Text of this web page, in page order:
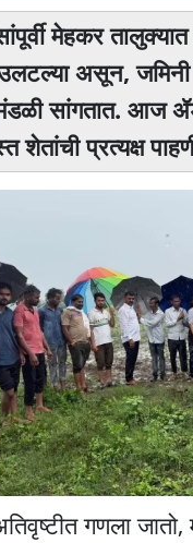
मेहकर
असून,
सांगतात. आज
शेतांची प्रत्यक्ष
गणला